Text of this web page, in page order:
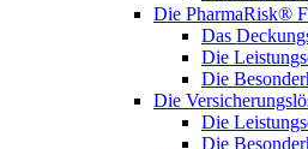
Die PharmaRisk®
Das
Die
Die
Die
Die
Die